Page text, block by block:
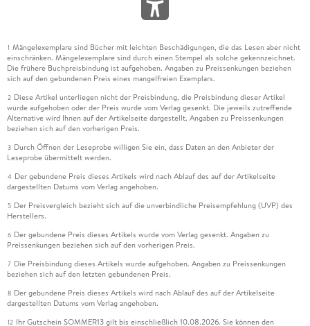
1 Mängelexemplare sind Bücher mit leichten Beschädigungen, die das Lesen aber nicht
einschränken. Mängelexemplare sind durch einen Stempel als solche gekennzeichnet.
Die frühere Buchpreisbindung ist aufgehoben. Angaben zu Preissenkungen beziehen
sich auf den gebundenen Preis eines mangelfreien Exemplars.
2 Diese Artikel unterliegen nicht der Preisbindung, die Preisbindung dieser Artikel
wurde aufgehoben oder der Preis wurde vom Verlag gesenkt. Die jeweils zutreffende
Alternative wird Ihnen auf der Artikelseite dargestellt. Angaben zu Preissenkungen
beziehen sich auf den vorherigen Preis.
3 Durch Öffnen der Leseprobe willigen Sie ein, dass Daten an den Anbieter der
Leseprobe übermittelt werden.
4 Der gebundene Preis dieses Artikels wird nach Ablauf des auf der Artikelseite
dargestellten Datums vom Verlag angehoben.
5 Der Preisvergleich bezieht sich auf die unverbindliche Preisempfehlung (UVP) des
Herstellers.
6 Der gebundene Preis dieses Artikels wurde vom Verlag gesenkt. Angaben zu
Preissenkungen beziehen sich auf den vorherigen Preis.
7 Die Preisbindung dieses Artikels wurde aufgehoben. Angaben zu Preissenkungen
beziehen sich auf den letzten gebundenen Preis.
8 Der gebundene Preis dieses Artikels wird nach Ablauf des auf der Artikelseite
dargestellten Datums vom Verlag angehoben.
12 Ihr Gutschein SOMMER13 gilt bis einschließlich 10.08.2026. Sie können den